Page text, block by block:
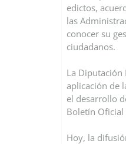
edictos,
las
conocer su
ciudadanos.
La
aplicación de
el desarrollo
Boletín Oficial
Hoy, la